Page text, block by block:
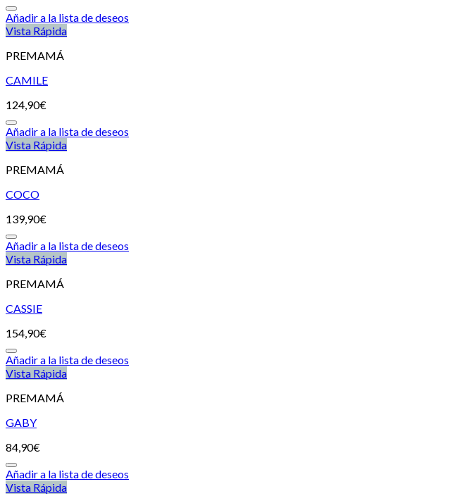
Añadir a la lista de deseos
Vista Rápida
PREMAMÁ
CAMILE
124,90€
Añadir a la lista de deseos
Vista Rápida
PREMAMÁ
COCO
139,90€
Añadir a la lista de deseos
Vista Rápida
PREMAMÁ
CASSIE
154,90€
Añadir a la lista de deseos
Vista Rápida
PREMAMÁ
GABY
84,90€
Añadir a la lista de deseos
Vista Rápida